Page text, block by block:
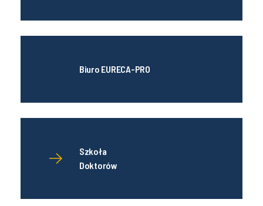
Biuro EURECA-PRO
Szkoła
Doktorów